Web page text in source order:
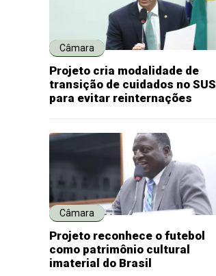
Câmara
Projeto cria modalidade de
transição de cuidados no SUS
para evitar reinternações
Câmara
Projeto reconhece o futebol
como patrimônio cultural
imaterial do Brasil